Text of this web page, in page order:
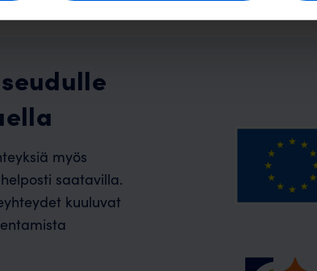
myös
saatavilla.
kuuluvat